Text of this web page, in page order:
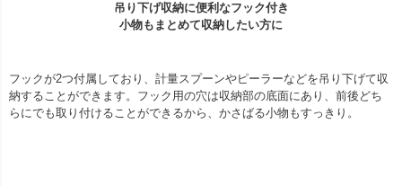
吊り下げ収納に便利なフック付き
小物もまとめて収納したい方に
フックが2つ付属しており、計量スプーンやピーラーなどを吊り下げて収
納することができます。フック用の穴は収納部の底面にあり、前後どち
らにでも取り付けることができるから、かさばる小物もすっきり。